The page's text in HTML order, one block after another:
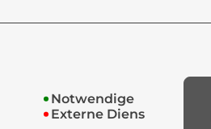
Notwendige
Externe Dienste